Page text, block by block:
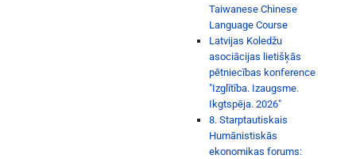
Taiwanese Chinese
Language Course
Latvijas Koledžu
asociācijas lietišķās
pētniecības konference
"Izglītība. Izaugsme.
Ikgtspēja. 2026"
8. Starptautiskais
Humānistiskās
ekonomikas forums: